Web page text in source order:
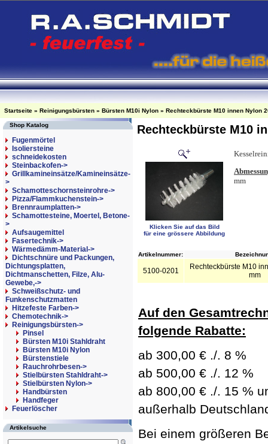
Startseite » Reinigungsbürsten » Bürsten M10i Nylon » Rechteckbürste M10 innen Nylon
Shop Katalog
Fugenmörtel
Isoliersteine
schneidekosten
Steinbackofen->
Grillkamineinsätze/Kamineinsätze-
>
Schamotteschornsteinrohre->
Pizza/Flammkuchenstein->
Brennraumplatten->
Schamottesteine, Moertel, Betone-
>
Aufsaugemittel
Fasertechnik->
Wärmedämm-Material->
Dichtschnüre und Packungen,
Dichtungsplatten,
Dichtmanschetten, Filze, Alu-
Gewebe,->
Schweißschutz- und
Funkenschutzmatten
Hitzefeste Farben->
Chemotechnik->
Reinigungsbürsten->
Pinsel
Bürsten M10i Stahldraht
Bürsten M10i Nylon
Bürstenstiele
Rauchrohrbesen->
Stielbürsten Stahldraht->
Stielbürsten Nylon->
Handbürsten
Handfeger
Feuerlöscher
Artikelsuche
Rechteckbürste M10
Klicken Sie auf das Bild
für eine grössere Abbildung
mm
Artikelnummer:
5100-0201
Rechteckbürste M10
mm
Auf den
folgende Rabatte:
ab 300,00 € ./. 8 %
ab 500,00 € ./. 12 %
ab 800,00 € ./. 15 %
außerhalb
Bei einem größeren